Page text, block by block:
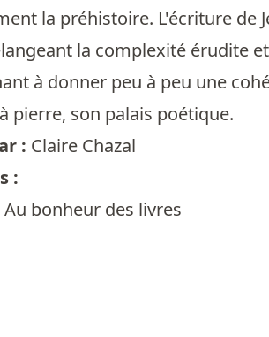
la préhistoire. L'écriture de
la complexité érudite
à donner peu à peu une
pierre, son palais poétique.
: Claire Chazal
:
bonheur des livres